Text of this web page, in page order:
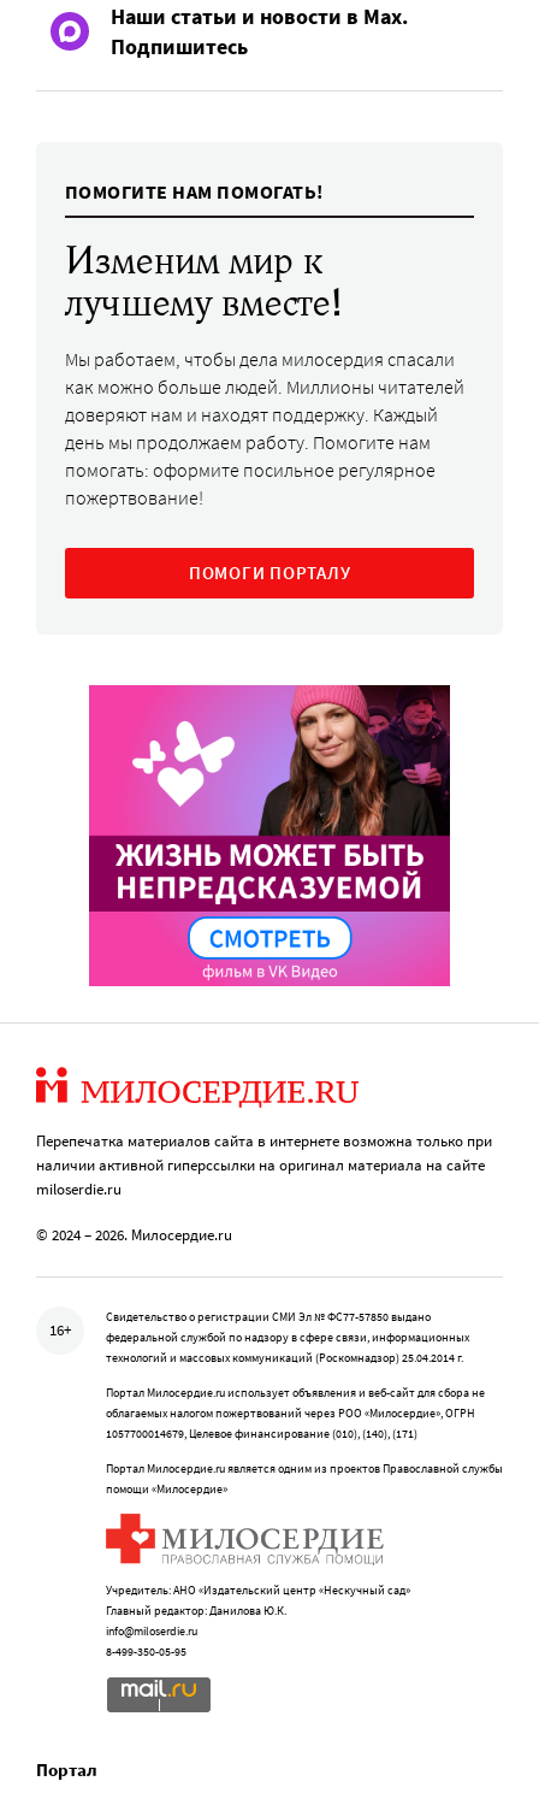
Наши статьи и новости в Max.
Подпишитесь
ПОМОГИТЕ НАМ ПОМОГАТЬ!
Изменим мир к
лучшему вместе!
Мы работаем, чтобы дела милосердия спасали
как можно больше людей. Миллионы читателей
доверяют нам и находят поддержку. Каждый
день мы продолжаем работу. Помогите нам
помогать: оформите посильное регулярное
пожертвование!
ПОМОГИ ПОРТАЛУ
Перепечатка материалов сайта в интернете возможна только при
наличии активной гиперссылки на оригинал материала на сайте
miloserdie.ru
© 2024 – 2026. Милосердие.ru
16+
Свидетельство о регистрации СМИ Эл № ФС77-57850 выдано
федеральной службой по надзору в сфере связи, информационных
технологий и массовых коммуникаций (Роскомнадзор) 25.04.2014 г.
Портал Милосердие.ru использует объявления и веб-сайт для сбора не
облагаемых налогом пожертвований через РОО «Милосердие», ОГРН
1057700014679, Целевое финансирование (010), (140), (171)
Портал Милосердие.ru является одним из проектов Православной службы
помощи «Милосердие»
Учредитель: АНО «Издательский центр «Нескучный сад»
Главный редактор: Данилова Ю.К.
info@miloserdie.ru
8-499-350-05-95
Портал